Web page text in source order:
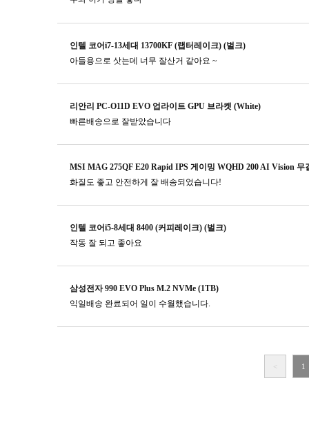
인텔 코어i7-13세대 13700KF (랩터레이크) (벌크)
아들용으로 삿는데 너무 잘산거 같아요 ~
리안리 PC-O11D EVO 업라이트 GPU 브라켓 (White)
빠른배송으로 잘받았습니다
MSI MAG 275QF E20 Rapid IPS 게이밍 WQHD 200 AI Vision 무
화질도 좋고 안전하게 잘 배송되었습니다!
인텔 코어i5-8세대 8400 (커피레이크) (벌크)
작동 잘 되고 좋아요
삼성전자 990 EVO Plus M.2 NVMe (1TB)
익일배송 완료되어 일이 수월했습니다.
< 1